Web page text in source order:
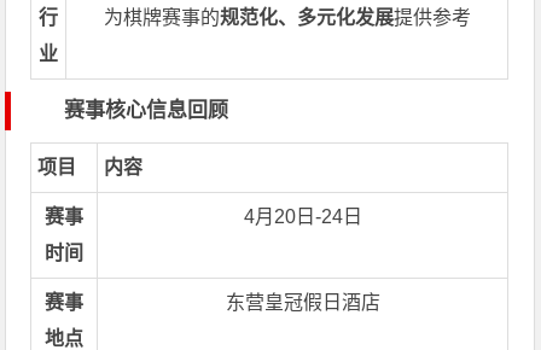
行
业
为棋牌赛事的规范化、多元化发展提供参考
赛事核心信息回顾
项目 内容
赛事
时间
4月20日-24日
赛事
地点
东营皇冠假日酒店